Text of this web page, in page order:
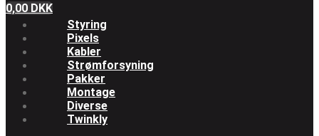
0,00 DKK
Styring
Pixels
Kabler
Strømforsyning
Pakker
Montage
Diverse
Twinkly